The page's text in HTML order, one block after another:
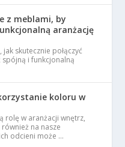
z meblami, by
aranżację
skutecznie połączyć
i funkcjonalną
koloru w
rolę w aranżacji wnętrz,
na nasze
odcieni może …